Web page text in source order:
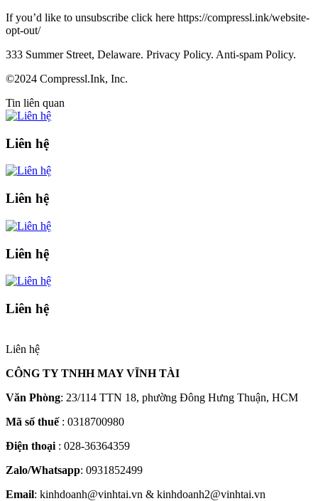
If you’d like to unsubscribe click here https://compressl.ink/website-
opt-out/
333 Summer Street, Delaware. Privacy Policy. Anti-spam Policy.
©2024 Compressl.Ink, Inc.
Tin liên quan
Liên hệ
Liên hệ
Liên hệ
Liên hệ
Liên hệ
CÔNG TY TNHH MAY VĨNH TÀI
Văn Phòng: 23/114 TTN 18, phường Đông Hưng Thuận, HCM
Mã số thuế : 0318700980
Điện thoại : 028-36364359
Zalo/Whatsapp: 0931852499
Email: kinhdoanh@vinhtai.vn & kinhdoanh2@vinhtai.vn